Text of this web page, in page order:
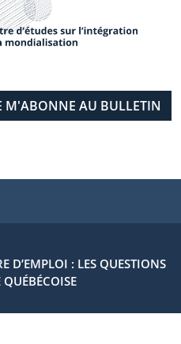
D’EMPLOI : LES QUESTIONS
QUÉBÉCOISE